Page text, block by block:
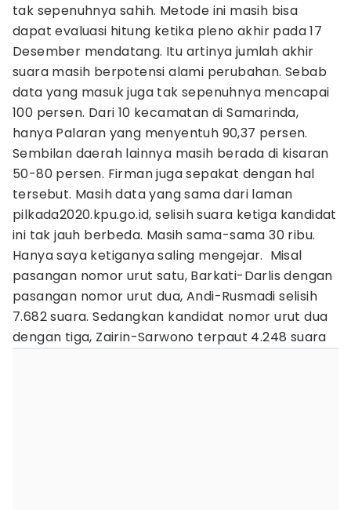
tak sepenuhnya sahih. Metode ini masih bisa
dapat evaluasi hitung ketika pleno akhir pada 17
Desember mendatang. Itu artinya jumlah akhir
suara masih berpotensi alami perubahan. Sebab
data yang masuk juga tak sepenuhnya mencapai
100 persen. Dari 10 kecamatan di Samarinda,
hanya Palaran yang menyentuh 90,37 persen.
Sembilan daerah lainnya masih berada di kisaran
50-80 persen. Firman juga sepakat dengan hal
tersebut. Masih data yang sama dari laman
pilkada2020.kpu.go.id, selisih suara ketiga kandidat
ini tak jauh berbeda. Masih sama-sama 30 ribu.
Hanya saya ketiganya saling mengejar. Misal
pasangan nomor urut satu, Barkati-Darlis dengan
pasangan nomor urut dua, Andi-Rusmadi selisih
7.682 suara. Sedangkan kandidat nomor urut dua
dengan tiga, Zairin-Sarwono terpaut 4.248 suara